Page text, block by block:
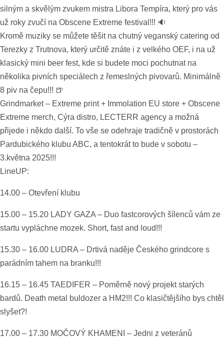
silným a skvělým zvukem mistra Libora Tempíra, který pro vás
už roky zvučí na Obscene Extreme festival!!! 🔉
Kromě muziky se můžete těšit na chutný veganský catering od
Terezky z Trutnova, který určitě znáte i z velkého OEF, i na už
klasický mini beer fest, kde si budete moci pochutnat na
několika pivních speciálech z řemeslných pivovarů. Minimálně
8 piv na čepu!!! 🍺
Grindmarket – Extreme print + Immolation EU store + Obscene
Extreme merch, Cýra distro, LECTERR agency a možná
přijede i někdo další. To vše se odehraje tradičně v prostorách
Pardubického klubu ABC, a tentokrát to bude v sobotu –
3.května 2025!!!
LineUP:
14.00 – Otevření klubu
15.00 – 15.20 LADY GAZA – Duo fastcorových šílenců vám ze
startu vypláchne mozek. Short, fast and loud!!!
15.30 – 16.00 LUDRA – Drtivá naděje Českého grindcore s
parádním tahem na branku!!!
16.15 – 16.45 TAEDIFER – Poměrně nový projekt starých
bardů. Death metal buldozer a HM2!!! Co klasičtějšího bys chtěl
slyšet?!
17.00 – 17.30 MOČOVÝ KHAMENI – Jedni z veteránů